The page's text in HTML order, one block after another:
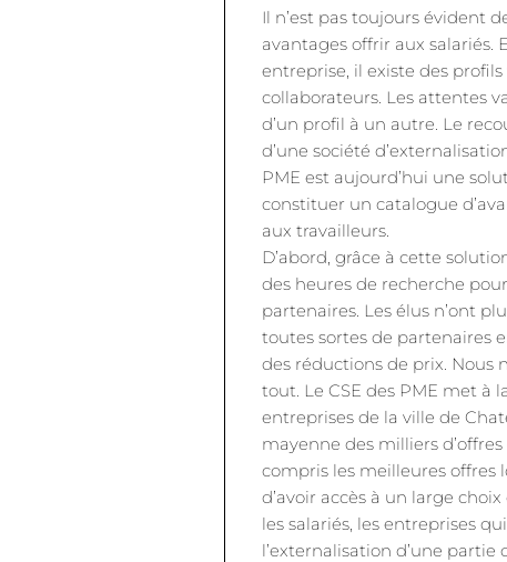
Il n’est pas toujours évident
avantages offrir aux salariés.
entreprise, il existe des profils
collaborateurs. Les attentes
d’un profil à un autre. Le
d’une société
PME est aujourd’hui une
constituer un catalogue
aux travailleurs.
D’abord, grâce à cette
des heures de recherche
partenaires. Les élus n’ont
toutes sortes de partenaires
des réductions de prix. Nous
tout. Le CSE des PME met à
entreprises de la ville de
mayenne des milliers
compris les meilleures offres
d’avoir accès à un large
les salariés, les entreprises
l’externalisation d’une partie